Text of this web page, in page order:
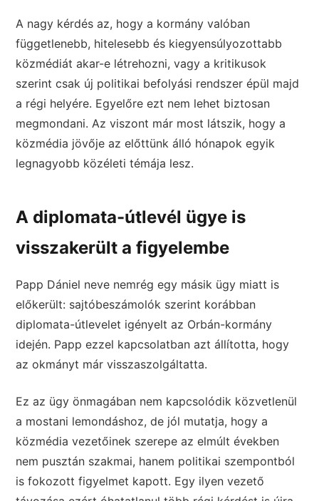
A nagy kérdés az, hogy a kormány valóban
függetlenebb, hitelesebb és kiegyensúlyozottabb
közmédiát akar-e létrehozni, vagy a kritikusok
szerint csak új politikai befolyási rendszer épül majd
a régi helyére. Egyelőre ezt nem lehet biztosan
megmondani. Az viszont már most látszik, hogy a
közmédia jövője az előttünk álló hónapok egyik
legnagyobb közéleti témája lesz.
A diplomata-útlevél ügye is
visszakerült a figyelembe
Papp Dániel neve nemrég egy másik ügy miatt is
előkerült: sajtóbeszámolók szerint korábban
diplomata-útlevelet igényelt az Orbán-kormány
idején. Papp ezzel kapcsolatban azt állította, hogy
az okmányt már visszaszolgáltatta.
Ez az ügy önmagában nem kapcsolódik közvetlenül
a mostani lemondáshoz, de jól mutatja, hogy a
közmédia vezetőinek szerepe az elmúlt években
nem pusztán szakmai, hanem politikai szempontból
is fokozott figyelmet kapott. Egy ilyen vezető